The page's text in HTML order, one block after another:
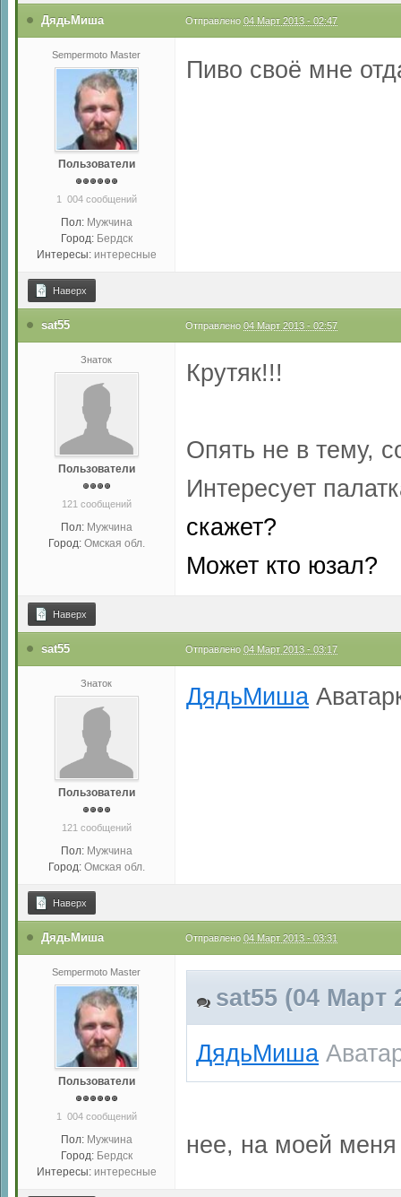
ДядьМиша Отправлено 04 Март 2013 - 02:47
Sempermoto Master
Пользователи
1 004 сообщений
Пол: Мужчина
Город: Бердск
Интересы: интересные
Пиво своё мне
Наверх
sat55 Отправлено 04 Март 2013 - 02:57
Знаток
Пользователи
121 сообщений
Пол: Мужчина
Город: Омская обл.
Крутяк!!!
Опять не в тему,
Интересует
скажет?
Может кто юзал?
Наверх
sat55 Отправлено 04 Март 2013 - 03:17
Знаток
Пользователи
121 сообщений
Пол: Мужчина
Город: Омская обл.
ДядьМиша
Наверх
ДядьМиша Отправлено 04 Март 2013 - 03:31
Sempermoto Master
Пользователи
1 004 сообщений
Пол: Мужчина
Город: Бердск
Интересы: интересные
sat55 (04 Март
ДядьМиша
нее, на моей меня